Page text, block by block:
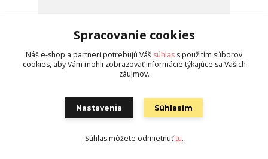
Spracovanie cookies
Náš e-shop a partneri potrebujú Váš súhlas s použitím súborov
cookies, aby Vám mohli zobrazovať informácie týkajúce sa Vašich
záujmov.
Nastavenia Súhlasím
Súhlas môžete odmietnuťtu.